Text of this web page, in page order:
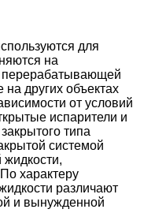
для
на
перерабатывающей
других объектах
от условий
испарители и
типа
системой
характеру
различают
и вынужденной